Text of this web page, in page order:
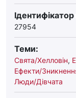
27954
Теми:
Свята/Хелловін,
Ефекти/
Люди/Дівчата